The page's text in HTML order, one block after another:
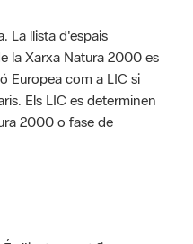
La llista d'espais
la Xarxa Natura 2000 es
Europea com a LIC si
Els LIC es determinen
2000 o fase de